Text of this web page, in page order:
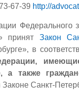
67-39 http://
принят Закон
в
, а также